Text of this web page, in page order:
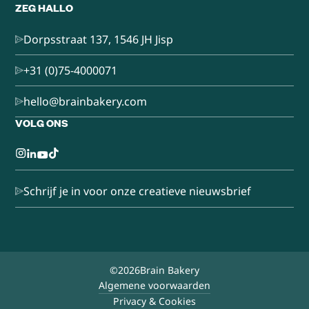
ZEG HALLO
Dorpsstraat 137, 1546 JH Jisp
+31 (0)75-4000071
hello@brainbakery.com
VOLG ONS
Schrijf je in voor onze creatieve nieuwsbrief
©2026Brain Bakery
Algemene voorwaarden
Privacy & Cookies